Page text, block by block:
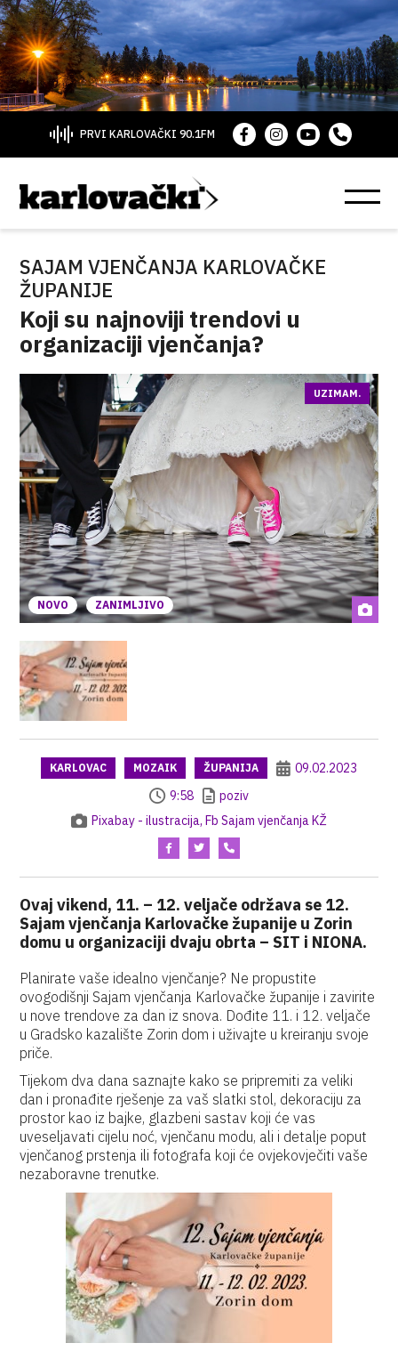
PRVI KARLOVAČKI 90.1FM
SAJAM VJENČANJA KARLOVAČKE
ŽUPANIJE
Koji su najnoviji trendovi u
organizaciji vjenčanja?
NOVO ZANIMLJIVO
UZIMAM.
KARLOVAC MOZAIK ŽUPANIJA
09.02.2023
9:58
poziv
Pixabay - ilustracija, Fb Sajam vjenčanja KŽ
Ovaj vikend, 11. – 12. veljače održava se 12.
Sajam vjenčanja Karlovačke županije u Zorin
domu u organizaciji dvaju obrta – SIT i NIONA.
Planirate vaše idealno vjenčanje? Ne propustite
ovogodišnji Sajam vjenčanja Karlovačke županije i zavirite
u nove trendove za dan iz snova. Dođite 11. i 12. veljače
u Gradsko kazalište Zorin dom i uživajte u kreiranju svoje
priče.
Tijekom dva dana saznajte kako se pripremiti za veliki
dan i pronađite rješenje za vaš slatki stol, dekoraciju za
prostor kao iz bajke, glazbeni sastav koji će vas
uveseljavati cijelu noć, vjenčanu modu, ali i detalje poput
vjenčanog prstenja ili fotografa koji će ovjekovječiti vaše
nezaboravne trenutke.